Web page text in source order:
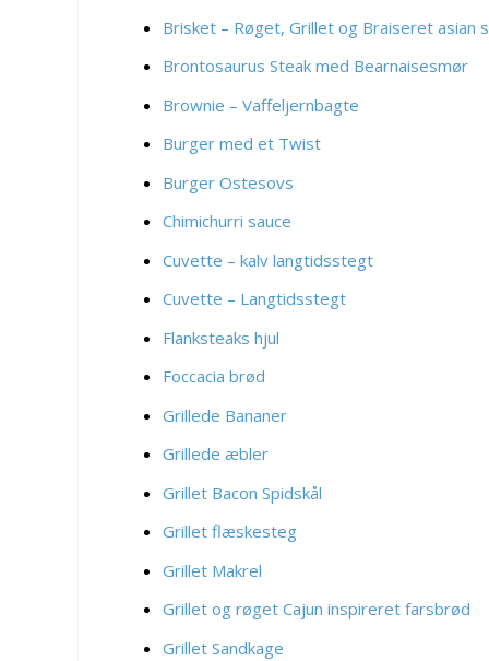
Brisket – Røget, Grillet og Braiseret asian
Brontosaurus Steak med Bearnaisesmør
Brownie – Vaffeljernbagte
Burger med et Twist
Burger Ostesovs
Chimichurri sauce
Cuvette – kalv langtidsstegt
Cuvette – Langtidsstegt
Flanksteaks hjul
Foccacia brød
Grillede Bananer
Grillede æbler
Grillet Bacon Spidskål
Grillet flæskesteg
Grillet Makrel
Grillet og røget Cajun inspireret farsbrød
Grillet Sandkage